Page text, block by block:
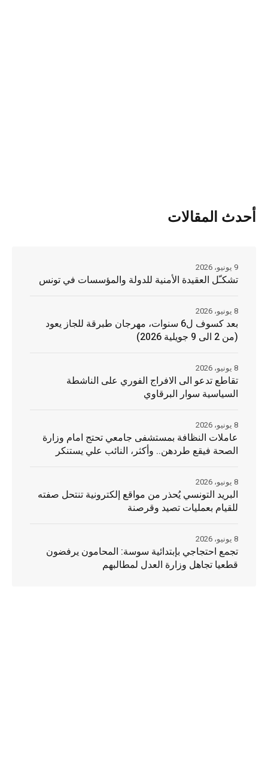
أحدث المقالات
تشكـّل العقيدة الأمنية للدولة والمؤسسات في تونس
9 يونيو، 2026
بعد كسوف ل6 سنوات، مهرجان طبرقة للجاز يعود
(من 2 الى 9 جويلية 2026)
8 يونيو، 2026
تقاطع تدعو الى الافراج الفوري على الناشطة
السياسية سوار البرقاوي
8 يونيو، 2026
عاملات النظافة بمستشفى جامعي تحتج امام وزارة
الصحة فيقع طردهن.. وأكثر، النائب علي يستنكر
8 يونيو، 2026
البريد التونسي يُحذر من مواقع إلكترونية تنتحل صفته
للقيام بعمليات تصيد وقرصنة
8 يونيو، 2026
تجمع احتجاجي بإبتدائية سوسة: المحامون يرفضون
قطعيا تجاهل وزارة العدل لمطالبهم
8 يونيو، 2026